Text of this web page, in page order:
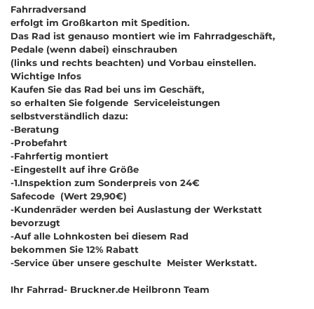
Fahrradversand
erfolgt im Großkarton mit Spedition.
Das Rad ist genauso montiert wie im Fahrradgeschäft,
Pedale (wenn dabei) einschrauben
(links und rechts beachten) und Vorbau einstellen.
Wichtige Infos
Kaufen Sie das Rad bei uns im Geschäft,
so erhalten Sie folgende Serviceleistungen
selbstverständlich dazu:
-Beratung
-Probefahrt
-Fahrfertig montiert
-Eingestellt auf ihre Größe
-1.Inspektion zum Sonderpreis von 24€
Safecode (Wert 29,90€)
-Kundenräder werden bei Auslastung der Werkstatt
bevorzugt
-Auf alle Lohnkosten bei diesem Rad
bekommen Sie 12% Rabatt
-Service über unsere geschulte Meister Werkstatt.
Ihr Fahrrad- Bruckner.de Heilbronn Team